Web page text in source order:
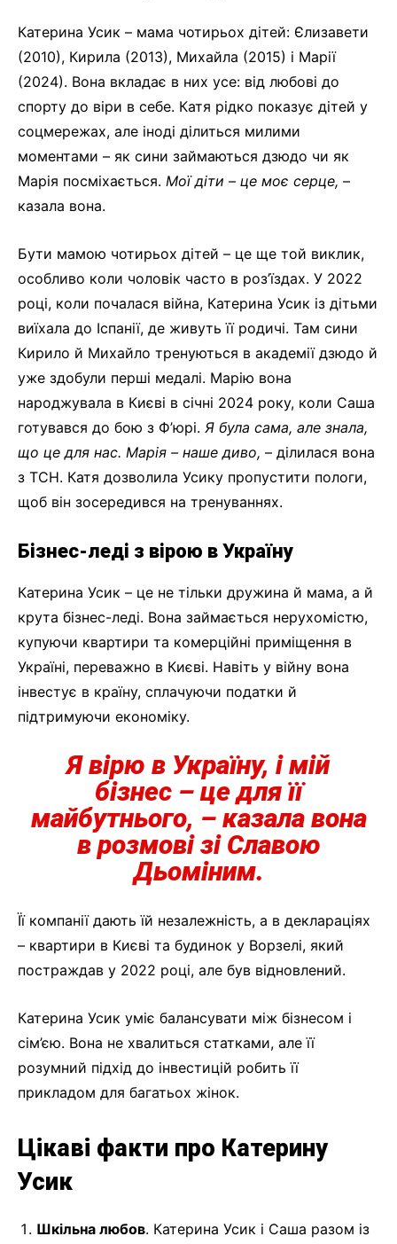
Катерина Усик – мама чотирьох дітей: Єлизавети
(2010), Кирила (2013), Михайла (2015) і Марії
(2024). Вона вкладає в них усе: від любові до
спорту до віри в себе. Катя рідко показує дітей у
соцмережах, але іноді ділиться милими
моментами – як сини займаються дзюдо чи як
Марія посміхається. Мої діти – це моє серце, –
казала вона.
Бути мамою чотирьох дітей – це ще той виклик,
особливо коли чоловік часто в роз’їздах. У 2022
році, коли почалася війна, Катерина Усик із дітьми
виїхала до Іспанії, де живуть її родичі. Там сини
Кирило й Михайло тренуються в академії дзюдо й
уже здобули перші медалі. Марію вона
народжувала в Києві в січні 2024 року, коли Саша
готувався до бою з Ф’юрі. Я була сама, але знала,
що це для нас. Марія – наше диво, – ділилася вона
з ТСН. Катя дозволила Усику пропустити пологи,
щоб він зосередився на тренуваннях.
Бізнес-леді з вірою в Україну
Катерина Усик – це не тільки дружина й мама, а й
крута бізнес-леді. Вона займається нерухомістю,
купуючи квартири та комерційні приміщення в
Україні, переважно в Києві. Навіть у війну вона
інвестує в країну, сплачуючи податки й
підтримуючи економіку.
Я вірю в Україну, і мій
бізнес – це для її
майбутнього, – казала вона
в розмові зі Славою
Дьоміним.
Її компанії дають їй незалежність, а в деклараціях
– квартири в Києві та будинок у Ворзелі, який
постраждав у 2022 році, але був відновлений.
Катерина Усик уміє балансувати між бізнесом і
сім’єю. Вона не хвалиться статками, але її
розумний підхід до інвестицій робить її
прикладом для багатьох жінок.
Цікаві факти про Катерину
Усик
Шкільна любов. Катерина Усик і Саша разом із